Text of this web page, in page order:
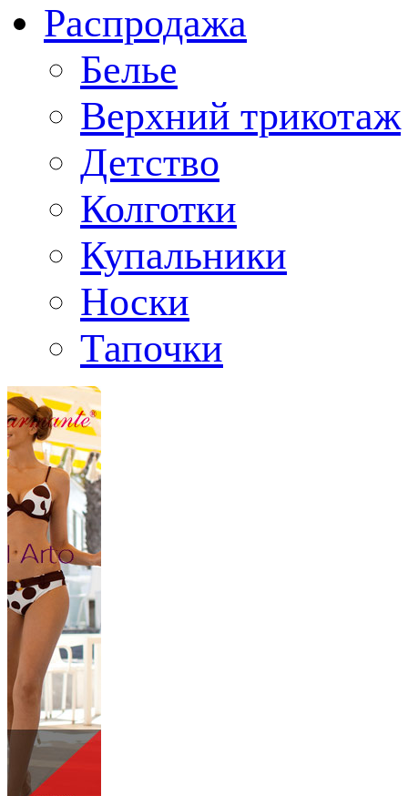
Распродажа
Белье
Верхний трикотаж
Детство
Колготки
Купальники
Носки
Тапочки